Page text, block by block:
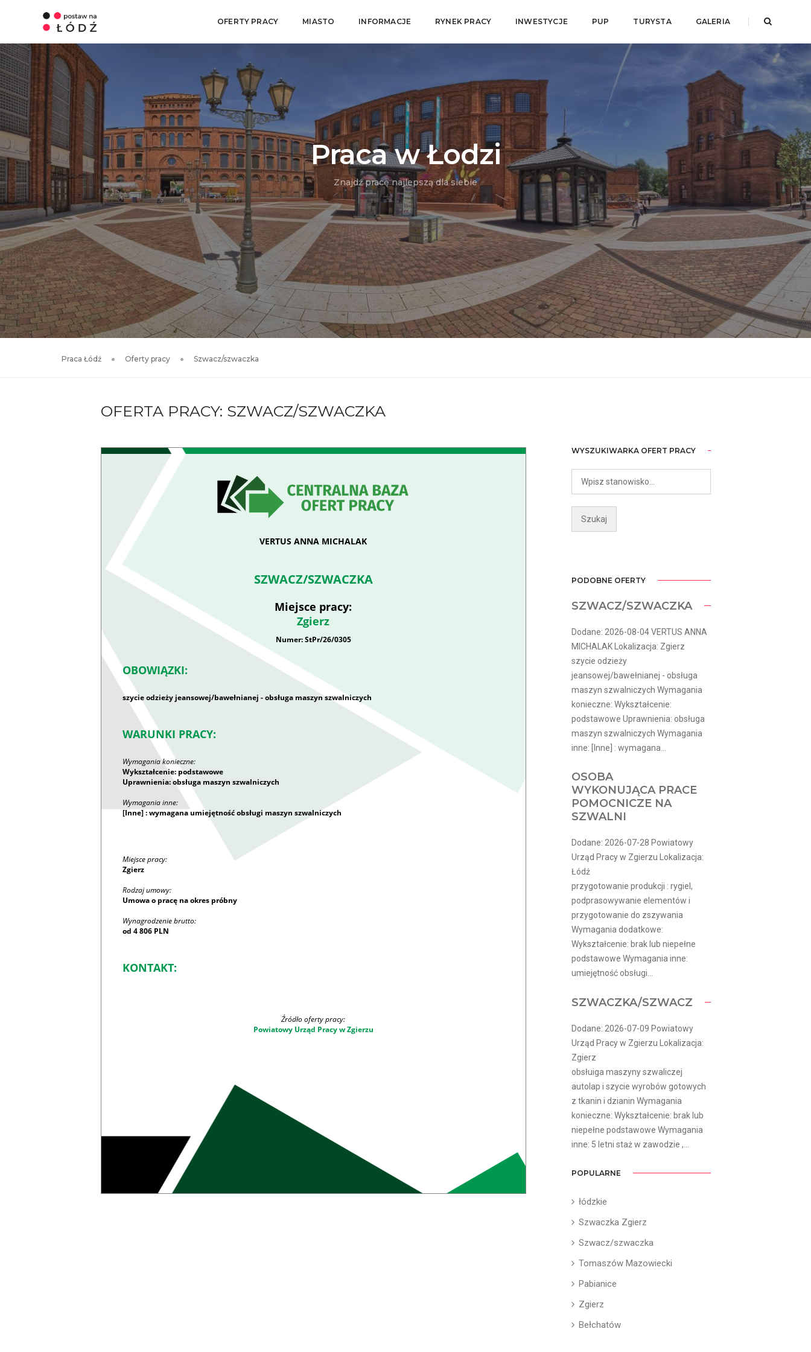
OFERTY PRACY MIASTO INFORMACJE RYNEK PRACY INWESTYCJE PUP TURYSTA GALERIA
Praca w Łodzi
Znajdź pracę najlepszą dla siebie
Praca Łódź Oferty pracy Szwacz/szwaczka
OFERTA PRACY: SZWACZ/SZWACZKA
VERTUS ANNA MICHALAK
SZWACZ/SZWACZKA
Miejsce pracy:
Zgierz
Numer: StPr/26/0305
OBOWIĄZKI:
szycie odzieży jeansowej/bawełnianej - obsługa maszyn szwalniczych
WARUNKI PRACY:
Wymagania konieczne:
Wykształcenie: podstawowe
Uprawnienia: obsługa maszyn szwalniczych
Wymagania inne:
[Inne] : wymagana umiejętność obsługi maszyn szwalniczych
Miejsce pracy:
Zgierz
Rodzaj umowy:
Umowa o pracę na okres próbny
Wynagrodzenie brutto:
od 4 806 PLN
KONTAKT:
Źródło oferty pracy:
Powiatowy Urząd Pracy w Zgierzu
WYSZUKIWARKA OFERT PRACY
PODOBNE OFERTY
SZWACZ/SZWACZKA
Dodane: 2026-08-04 VERTUS ANNA
MICHALAK Lokalizacja: Zgierz
szycie odzieży
jeansowej/bawełnianej - obsługa
maszyn szwalniczych Wymagania
konieczne: Wykształcenie:
podstawowe Uprawnienia: obsługa
maszyn szwalniczych Wymagania
inne: [Inne] : wymagana...
OSOBA
WYKONUJĄCA PRACE
POMOCNICZE NA
SZWALNI
Dodane: 2026-07-28 Powiatowy
Urząd Pracy w Zgierzu Lokalizacja:
Łódź
przygotowanie produkcji : rygiel,
podprasowywanie elementów i
przygotowanie do zszywania
Wymagania dodatkowe:
Wykształcenie: brak lub niepełne
podstawowe Wymagania inne:
umiejętność obsługi...
SZWACZKA/SZWACZ
Dodane: 2026-07-09 Powiatowy
Urząd Pracy w Zgierzu Lokalizacja:
Zgierz
obsłuiga maszyny szwaliczej
autolap i szycie wyrobów gotowych
z tkanin i dzianin Wymagania
konieczne: Wykształcenie: brak lub
niepełne podstawowe Wymagania
inne: 5 letni staż w zawodzie ,...
POPULARNE
łódzkie
Szwaczka Zgierz
Szwacz/szwaczka
Tomaszów Mazowiecki
Pabianice
Zgierz
Bełchatów